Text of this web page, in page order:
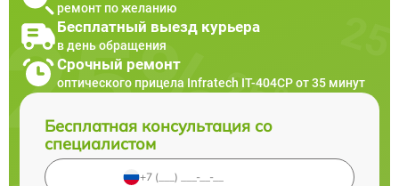
ремонт по желанию
Бесплатный выезд курьера
в день обращения
Срочный ремонт
оптического прицела Infratech IT-404CP от 35 минут
Бесплатная консультация со
специалистом